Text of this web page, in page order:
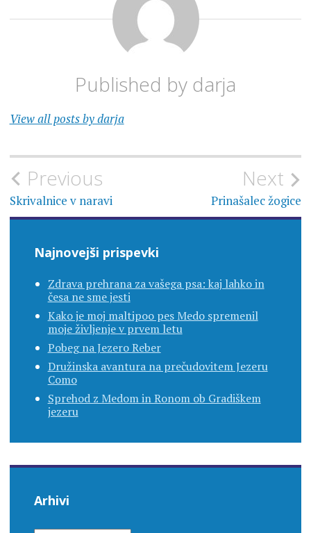
Published by darja
View all posts by darja
Navigacija
prispevka
Previous
Skrivalnice v naravi
Next
Prinašalec žogice
Najnovejši prispevki
Zdrava prehrana za vašega psa: kaj lahko in
česa ne sme jesti
Kako je moj maltipoo pes Medo spremenil
moje življenje v prvem letu
Pobeg na Jezero Reber
Družinska avantura na prečudovitem Jezeru
Como
Sprehod z Medom in Ronom ob Gradiškem
jezeru
Arhivi